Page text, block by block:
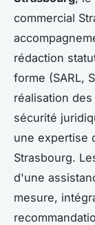
commercial
rédaction
forme (SARL,
réalisation
sécurité
une expertise
Strasbourg.
d'une
mesure,